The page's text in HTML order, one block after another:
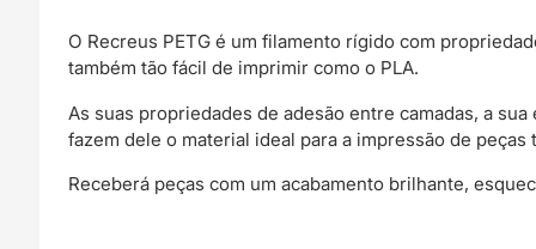
O Recreus PETG é um filamento rígido com
também tão fácil de imprimir como o PLA.
As suas propriedades de adesão entre camadas, a
fazem dele o material ideal para a impressão de
Receberá peças com um acabamento brilhante,